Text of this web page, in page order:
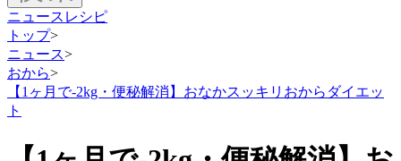
ニュース レシピ
トップ>
ニュース>
おから>
【1ヶ月で-2kg・便秘解消】おなかスッキリおからダイエッ
ト